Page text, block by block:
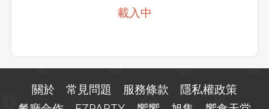
載入中
關於 常見問題 服務條款
隱私權政策